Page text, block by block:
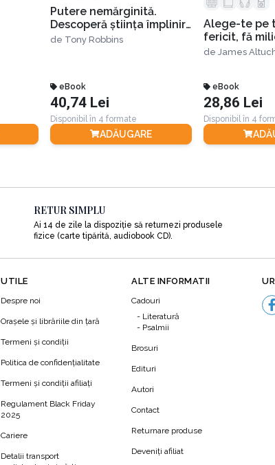
Putere nemărginită.
Descoperă știința împlinirii
personale!
de Tony Robbins
eBook
40,74 Lei
Disponibil în 4 formate
ADĂUGARE
Alege-te pe
fericit, fă
trăieşte
de James
eBook
28,86 Lei
Disponibil în 4
RETUR SIMPLU
Ai 14 de zile la dispoziție să returnezi produsele
fizice (carte tipărită, audiobook CD).
UTILE
Despre noi
Orașele și librăriile din țară
Termeni şi condiţii
Politica de confidenţialitate
Termeni şi condiţii afiliaţi
Regulament Black Friday
2025
Cariere
Detalii transport
ALTE INFORMATII
Cadouri
Literatură
Psalmii
Brosuri
Edituri
Autori
Contact
Returnare produse
Deveniți afiliat